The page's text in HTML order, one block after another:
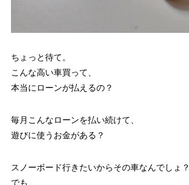
ちょっと待て。
こんな高い車買って、
本当にローンが払えるの？
毎月こんなローンを払い続けて、
遊びに使うお金がある？
スノーボード行きたいからその車なんでしょ？
でも、